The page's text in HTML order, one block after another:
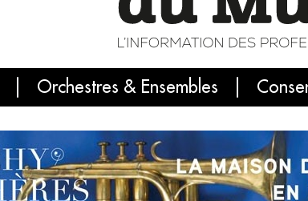
Orchestres & Ensembles
L'info du jour Le